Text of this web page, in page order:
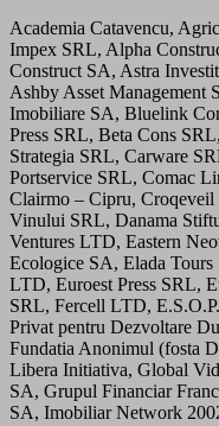
Academia Catavencu,
Impex SRL, Alpha
Construct SA, Astra
Ashby Asset Management
Imobiliare SA, Bluelink
Press SRL, Beta Cons
Strategia SRL, Carware
Portservice SRL, Comac
Clairmo – Cipru,
Vinului SRL, Danama
Ventures LTD, Eastern
Ecologice SA, Elada
LTD, Euroest Press SRL,
SRL, Fercell LTD,
Privat pentru Dezvoltare
Fundatia Anonimul (fosta
Libera Initiativa, Global
SA, Grupul Financiar
SA, Imobiliar Network